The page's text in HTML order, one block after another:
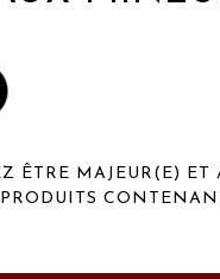
ÊTRE MAJEUR(E) ET